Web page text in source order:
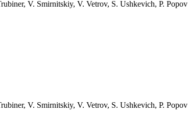
V. Smirnitskiy, V. Vetrov, S. Ushkevich, P. Popov
V. Smirnitskiy, V. Vetrov, S. Ushkevich, P. Popov